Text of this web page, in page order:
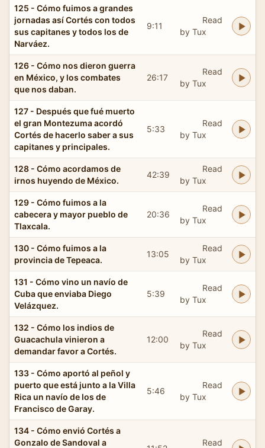
125 - Cómo fuimos a grandes
jornadas así Cortés con todos
sus capitanes y todos los de
Narváez.
9:11
Read
by Tux
126 - Cómo nos dieron guerra
en México, y los combates
que nos daban.
26:17
Read
by Tux
127 - Después que fué muerto
el gran Montezuma acordó
Cortés de hacerlo saber a sus
capitanes y principales.
5:33
Read
by Tux
128 - Cómo acordamos de
irnos huyendo de México.
42:39
Read
by Tux
129 - Cómo fuimos a la
cabecera y mayor pueblo de
Tlaxcala.
20:36
Read
by Tux
130 - Cómo fuimos a la
provincia de Tepeaca.
13:05
Read
by Tux
131 - Cómo vino un navío de
Cuba que enviaba Diego
Velázquez.
5:39
Read
by Tux
132 - Cómo los indios de
Guacachula vinieron a
demandar favor a Cortés.
12:00
Read
by Tux
133 - Cómo aportó al peñol y
puerto que está junto a la Villa
Rica un navío de los de
Francisco de Garay.
5:46
Read
by Tux
134 - Cómo envió Cortés a
Gonzalo de Sandoval a
Read